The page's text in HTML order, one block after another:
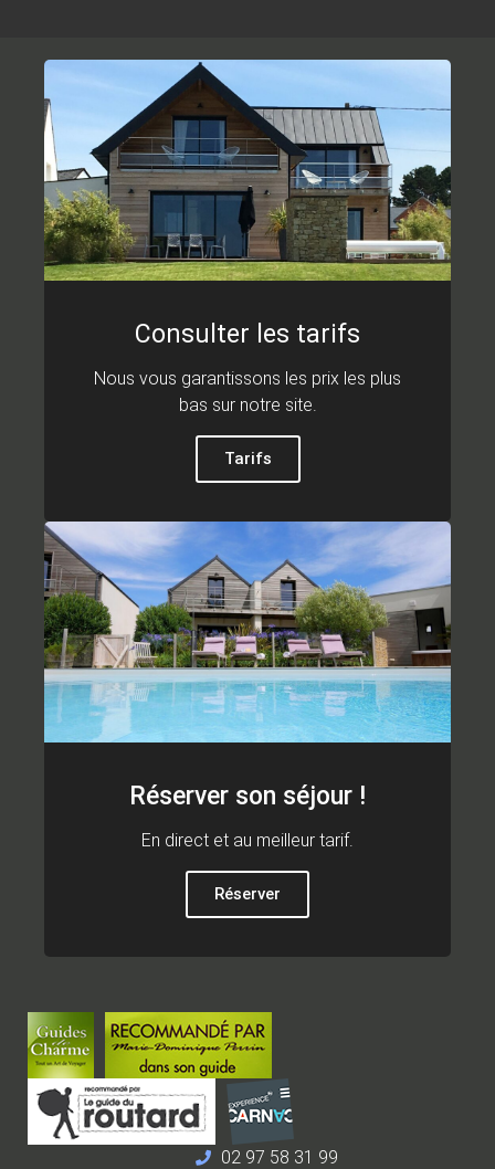
Consulter les tarifs
Nous vous garantissons les prix les plus
bas sur notre site.
Tarifs
Réserver son séjour !
En direct et au meilleur tarif.
Réserver
02 97 58 31 99